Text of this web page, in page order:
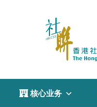
 核心业务